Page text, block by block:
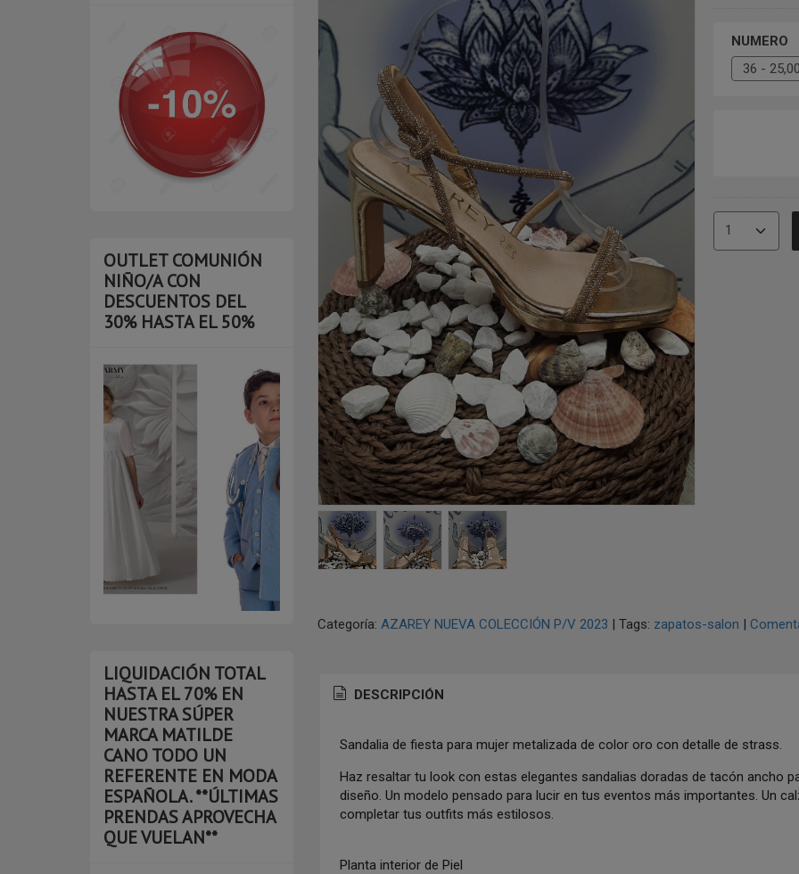
OUTLET COMUNIÓN
NIÑO/A CON
DESCUENTOS DEL
30% HASTA EL 50%
LIQUIDACIÓN TOTAL
HASTA EL 70% EN
NUESTRA SÚPER
MARCA MATILDE
CANO TODO UN
REFERENTE EN MODA
ESPAÑOLA. **ÚLTIMAS
PRENDAS APROVECHA
QUE VUELAN**
NUMERO
Categoría: AZAREY NUEVA COLECCIÓN P/V 2023 | Tags: zapatos-salon |
DESCRIPCIÓN
Sandalia de fiesta para mujer metalizada de color oro con detalle de strass.
Haz resaltar tu look con estas elegantes sandalias doradas de tacón ancho
diseño. Un modelo pensado para lucir en tus eventos más importantes. Un
completar tus outfits más estilosos.
Planta interior de Piel